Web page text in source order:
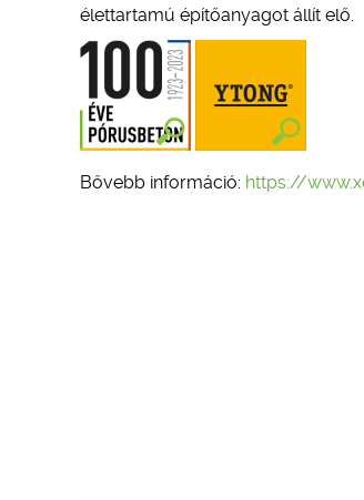
élettartamú építőanyagot állít elő.
Bővebb információ: https://